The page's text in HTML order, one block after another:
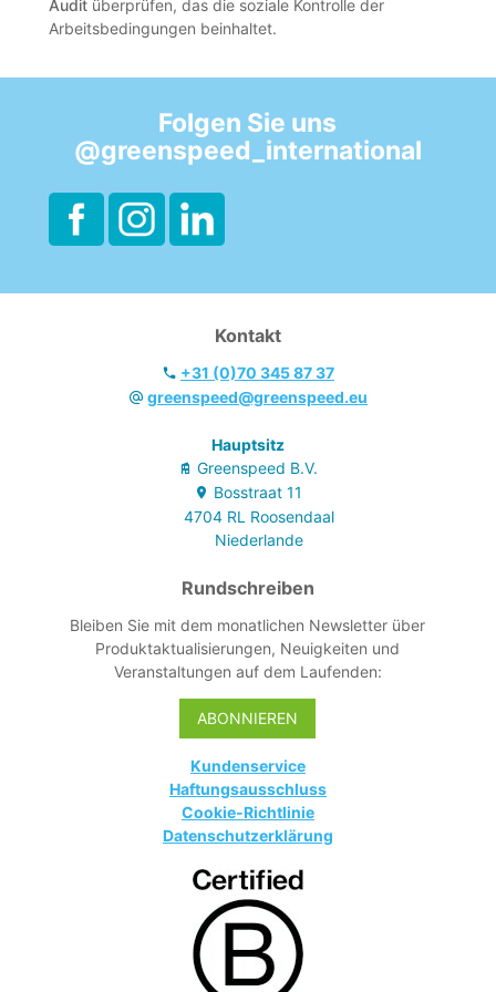
Audit überprüfen, das die soziale Kontrolle der
Arbeitsbedingungen beinhaltet.
Folgen Sie uns
@greenspeed_international
Kontakt
+31 (0)70 345 87 37
greenspeed@greenspeed.eu
Hauptsitz
Greenspeed B.V.
Bosstraat 11
4704 RL Roosendaal
Niederlande
Rundschreiben
Bleiben Sie mit dem monatlichen Newsletter über
Produktaktualisierungen, Neuigkeiten und
Veranstaltungen auf dem Laufenden:
ABONNIEREN
Kundenservice
Haftungsausschluss
Cookie-Richtlinie
Datenschutzerklärung